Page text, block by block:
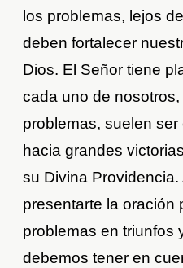
los problemas, lejos
deben fortalecer
Dios. El Señor tiene
cada uno de
problemas, suelen
hacia grandes
su Divina Providencia.
presentarte la oración
problemas en triunfos
debemos tener en